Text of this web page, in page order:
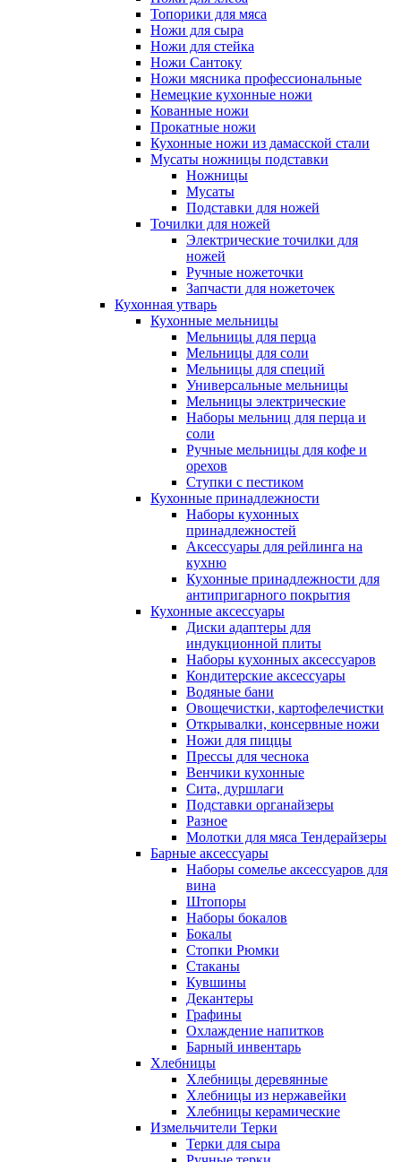
Топорики для мяса
Ножи для сыра
Ножи для стейка
Ножи Сантоку
Ножи мясника профессиональные
Немецкие кухонные ножи
Кованные ножи
Прокатные ножи
Кухонные ножи из дамасской стали
Мусаты ножницы подставки
Ножницы
Мусаты
Подставки для ножей
Точилки для ножей
Электрические точилки для
ножей
Ручные ножеточки
Запчасти для ножеточек
Кухонная утварь
Кухонные мельницы
Мельницы для перца
Мельницы для соли
Мельницы для специй
Универсальные мельницы
Мельницы электрические
Наборы мельниц для перца и
соли
Ручные мельницы для кофе и
орехов
Ступки с пестиком
Кухонные принадлежности
Наборы кухонных
принадлежностей
Аксессуары для рейлинга на
кухню
Кухонные принадлежности для
антипригарного покрытия
Кухонные аксессуары
Диски адаптеры для
индукционной плиты
Наборы кухонных аксессуаров
Кондитерские аксессуары
Водяные бани
Овощечистки, картофелечистки
Открывалки, консервные ножи
Ножи для пиццы
Прессы для чеснока
Венчики кухонные
Сита, дуршлаги
Подставки органайзеры
Разное
Молотки для мяса Тендерайзеры
Барные аксессуары
Наборы сомелье аксессуаров для
вина
Штопоры
Наборы бокалов
Бокалы
Стопки Рюмки
Стаканы
Кувшины
Декантеры
Графины
Охлаждение напитков
Барный инвентарь
Хлебницы
Хлебницы деревянные
Хлебницы из нержавейки
Хлебницы керамические
Измельчители Терки
Терки для сыра